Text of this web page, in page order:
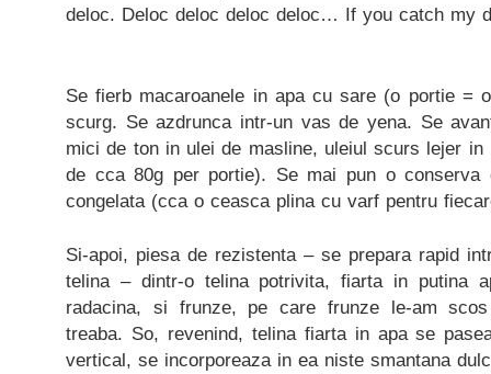
deloc. Deloc deloc deloc deloc… If you catch my
Se fierb macaroanele in apa cu sare (o portie =
scurg. Se azdrunca intr-un vas de yena. Se
mici de ton in ulei de masline, uleiul scurs lejer in
de cca 80g per portie). Se mai pun o conserva
congelata (cca o ceasca plina cu varf pentru
Si-apoi, piesa de rezistenta – se prepara rapid
telina – dintr-o telina potrivita, fiarta in putina
radacina, si frunze, pe care frunze le-am
treaba. So, revenind, telina fiarta in apa se
vertical, se incorporeaza in ea niste smantana